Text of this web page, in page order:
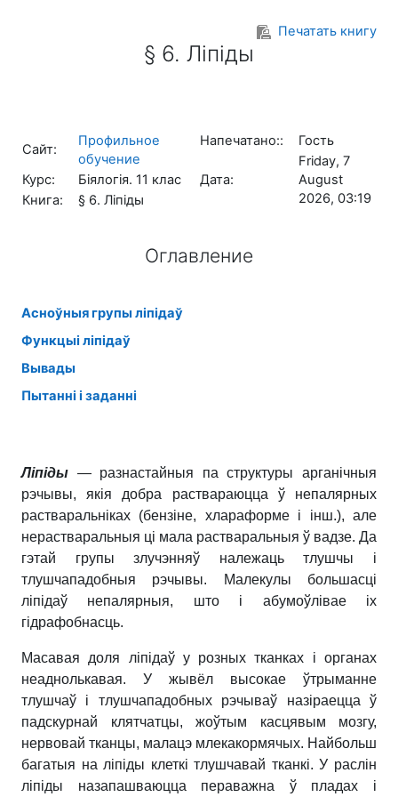
Печатать книгу
§ 6. Ліпіды
Сайт:
Профильное
обучение
Курс:
Біялогія. 11 клас
Книга:
§ 6. Ліпіды
Напечатано:: Гость
Дата:
Friday, 7
August
2026, 03:19
Оглавление
Асноўныя групы ліпідаў
Функцыі ліпідаў
Вывады
Пытанні і заданні
Ліпіды — разнастайныя па структуры арганічныя
рэчывы, якія добра раствараюцца ў непалярных
растваральніках (бензіне, хлараформе і інш.), але
нерастваральныя ці мала растваральныя ў вадзе. Да
гэтай групы злучэнняў належаць тлушчы і
тлушчападобныя рэчывы. Малекулы большасці
ліпідаў непалярныя, што і абумоўлівае іх
гідрафобнасць.
Масавая доля ліпідаў у розных тканках і органах
неаднолькавая. У жывёл высокае ўтрыманне
тлушчаў і тлушчападобных рэчываў назіраецца ў
падскурнай клятчатцы, жоўтым касцявым мозгу,
нервовай тканцы, малацэ млекакормячых. Найбольш
багатыя на ліпіды клеткі тлушчавай тканкі. У раслін
ліпіды назапашваюцца пераважна ў пладах і